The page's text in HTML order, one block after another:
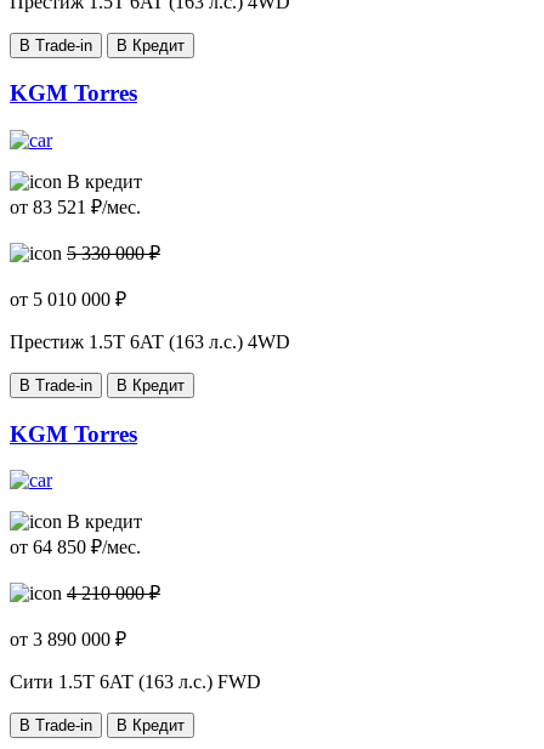
В Trade-in В Кредит
KGM Torres
В кредит
от 83 521 ₽/мес.
5 330 000 ₽
от 5 010 000 ₽
Престиж 1.5T 6AT (163 л.с.) 4WD
В Trade-in В Кредит
KGM Torres
В кредит
от 64 850 ₽/мес.
4 210 000 ₽
от 3 890 000 ₽
Cити 1.5T 6AT (163 л.с.) FWD
В Trade-in В Кредит